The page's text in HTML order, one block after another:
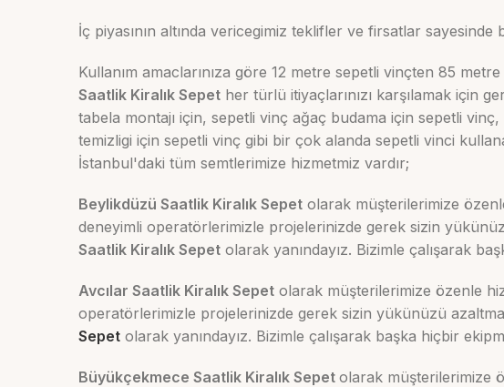
İç piyasının altında vericegimiz teklifler ve firsatlar
Kullanım amaclarınıza göre 12 metre sepetli vinçten 85
Saatlik Kiralık Sepet her türlü itiyaçlarınızı karşılamak için
tabela montajı için, sepetli vinç ağaç budama için sepetli
temizligi için sepetli vinç gibi bir çok alanda sepetli vinci
İstanbul'daki tüm semtlerimize hizmetmiz vardır;
Beylikdüzü Saatlik Kiralık Sepet olarak müşterilerimize
deneyimli operatörlerimizle projelerinizde gerek sizin
Saatlik Kiralık Sepet olarak yanındayız. Bizimle çalışarak
Avcılar Saatlik Kiralık Sepet olarak müşterilerimize özenle
operatörlerimizle projelerinizde gerek sizin yükünüzü
Sepet olarak yanındayız. Bizimle çalışarak başka hiçbir
Büyükçekmece Saatlik Kiralık Sepet olarak müşterilerimize